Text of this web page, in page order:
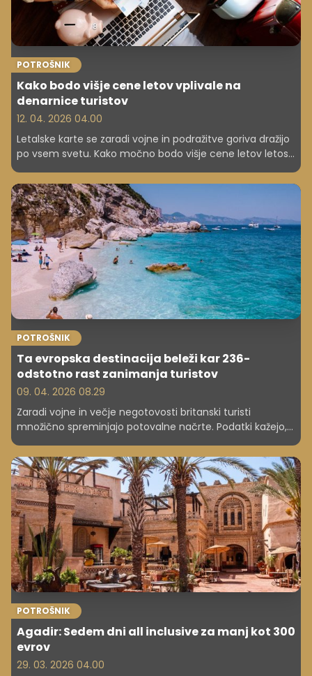
POTROŠNIK
Kako bodo višje cene letov vplivale na
denarnice turistov
12. 04. 2026 04.00
Letalske karte se zaradi vojne in podražitve goriva dražijo
po vsem svetu. Kako močno bodo višje cene letov letos
POTROŠNIK
Ta evropska destinacija beleži kar 236-
odstotno rast zanimanja turistov
09. 04. 2026 08.29
Zaradi vojne in večje negotovosti britanski turisti
množično spreminjajo potovalne načrte. Podatki kažejo,
katera evropska destinacija letos doživlja presenetljiv
razcvet.
POTROŠNIK
Agadir: Sedem dni all inclusive za manj kot 300
evrov
29. 03. 2026 04.00